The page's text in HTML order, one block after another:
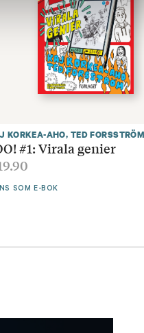
KORKEA-AHO, TED FORSSTRÖM
#1: Virala genier
SOM E-BOK